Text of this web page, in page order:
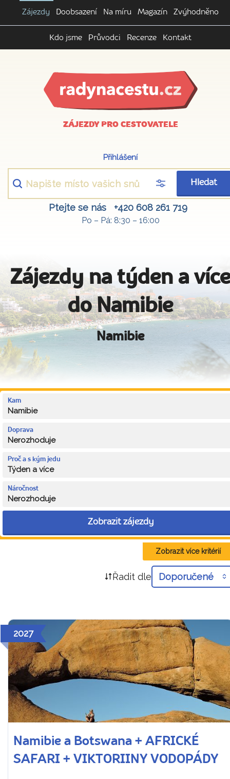
Zájezdy Doobsazení Na míru Magazín Zvýhodněno
Kdo jsme Průvodci Recenze Kontakt
ZÁJEZDY PRO CESTOVATELE
Přihlášení
Hledat
Ptejte se nás +420 608 261 719
Po – Pá: 8:30 – 16:00
Zájezdy na týden a
do Namibie
Namibie
Kam
Namibie
Doprava
Nerozhoduje
Proč a s kým jedu
Týden a více
Náročnost
Nerozhoduje
Zobrazit zájezdy
Zobrazit více kritérií
Řadit dle Doporučené
2027
Namibie a Botswana + AFRICKÉ
SAFARI + VIKTORIINY VODOPÁDY